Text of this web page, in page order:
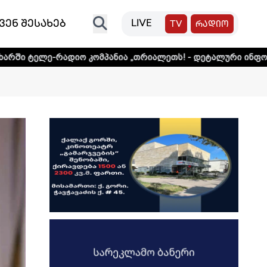
შესახებ LIVE TV რადიო
კომპანია „თრიალეთს! - დეტალური ინფორმაციისთვის